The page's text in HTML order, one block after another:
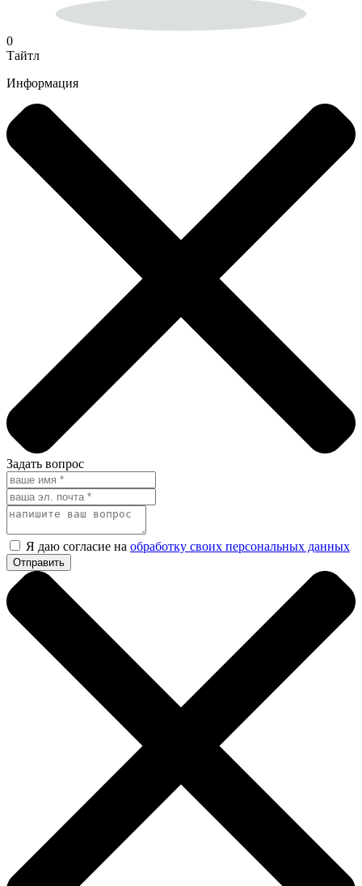
0
Тайтл
Информация
Задать вопрос
Я даю согласие на обработку своих персональных данных